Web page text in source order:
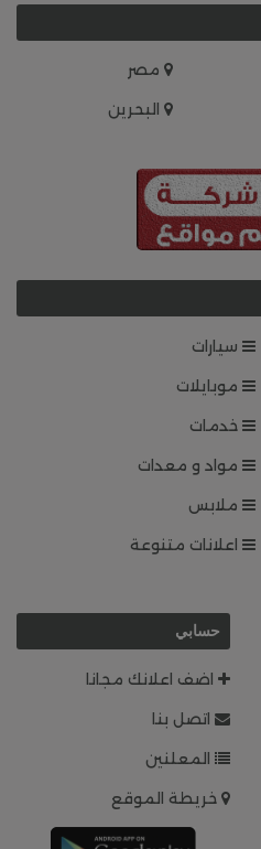
مصر
البحرين
سيارات
موبايلات
خدمات
مواد و معدات
ملابس
اعلانات متنوعة
حسابي
اضف اعلانك مجانا
اتصل بنا
المعلنين
خريطة الموقع